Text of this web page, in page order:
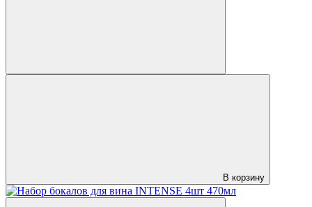
В корзину